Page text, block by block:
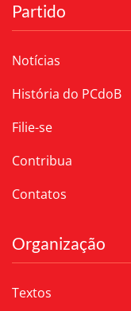
Partido
Notícias
História do PCdoB
Filie-se
Contribua
Contatos
Organização
Textos